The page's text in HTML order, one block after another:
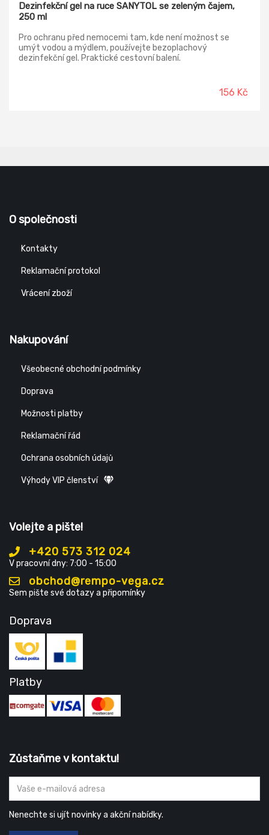
Dezinfekční gel na ruce SANYTOL se zeleným čajem,
250 ml
Pro ochranu před nemocemi tam, kde není možnost se
umýt vodou a mýdlem, používejte bezoplachový
dezinfekční gel. Praktické cestovní balení.
156 Kč
O společnosti
Kontakty
Reklamační protokol
Vrácení zboží
Nakupování
Všeobecné obchodní podmínky
Doprava
Možnosti platby
Reklamační řád
Ochrana osobních údajů
Výhody VIP členství
Volejte a pište!
+420 573 312 024
V pracovní dny: 7:00 - 15:00
obchod@rempo-vega.cz
Sem pište své dotazy a připomínky
Doprava
Platby
Zůstaňme v kontaktu!
Nenechte si ujít novinky a akční nabídky.